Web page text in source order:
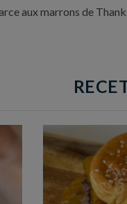
aux marrons de